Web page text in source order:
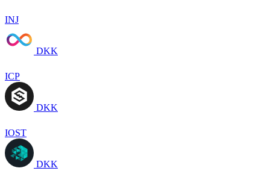
INJ
DKK
ICP
DKK
IOST
DKK